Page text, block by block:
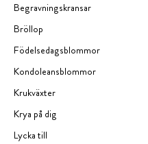
Begravningskransar
Bröllop
Födelsedagsblommor
Kondoleansblommor
Krukväxter
Krya på dig
Lycka till